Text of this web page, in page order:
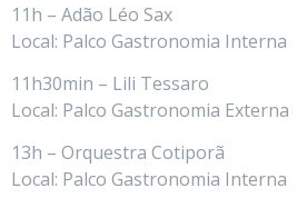
11h – Adão Léo Sax
Local: Palco Gastronomia Interna
11h30min – Lili Tessaro
Local: Palco Gastronomia Externa
13h – Orquestra Cotiporã
Local: Palco Gastronomia Interna